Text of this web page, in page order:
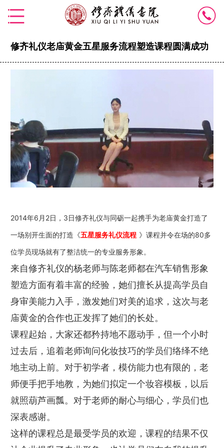
修齐礼仪老庙黄金五星服务流程塑造课程圆满成功
2014年6月2日，3日修齐礼仪与同砺一起携手为老庙黄金打造了
一场别开生面的打造《五星服务礼仪流程 》课程并令在场的80多
位学员现场就有了整洁统一的专业服务形象。
来自修齐礼仪的杨老师与陈老师都在汽车销售形象
塑造方面有着丰富的经验，她们擅长从提高学员自
身审美能力入手，激发她们对美的追求，这次与老
庙黄金的合作也正发挥了她们的长处。
课程起始，大家还都矜持地不愿动手，但一个小时
过去后，追着老师询问化妆技巧的学员们络绎不绝
地主动上前。对于初学者，模仿能力也有限的，老
师便手把手地教，为她们拟定一个妆容模板，以后
就照葫芦画瓢。对于老师的耐心与细心，学员们也
深表感谢。
这样的课程总是最受学员的欢迎，课程的结果不仅